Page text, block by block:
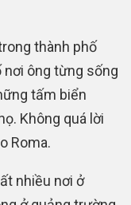
thành phố
nơi ông từng sống
tấm biển
Không quá lời
Roma.
nhiều nơi ở